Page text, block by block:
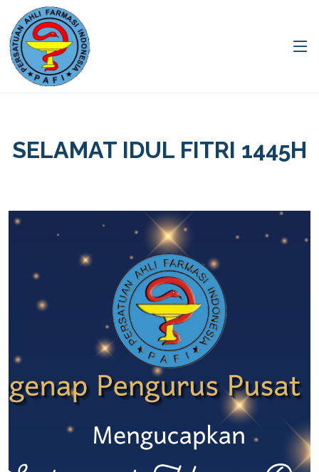
SELAMAT IDUL FITRI 1445H